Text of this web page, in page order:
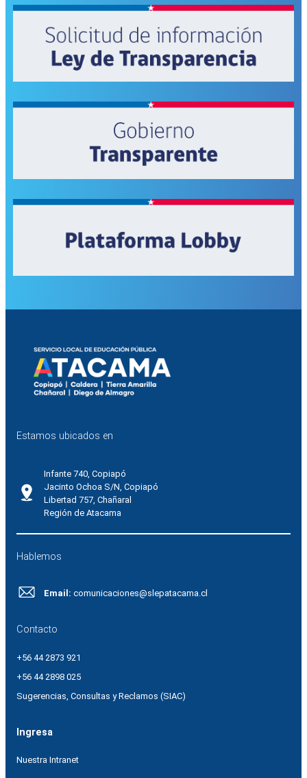
Estamos ubicados en
Infante 740, Copiapó
Jacinto Ochoa S/N, Copiapó
Libertad 757, Chañaral
Región de Atacama
Hablemos
Email: comunicaciones@slepatacama.cl
Contacto
+56 44 2873 921
+56 44 2898 025
Sugerencias, Consultas y Reclamos (SIAC)
Ingresa
Nuestra Intranet